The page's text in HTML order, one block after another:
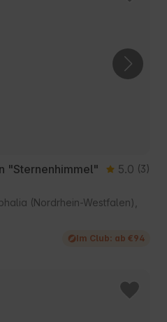
"Sternenhimmel"
5.0 (3)
(Nordrhein-Westfalen),
Im Club: ab €94